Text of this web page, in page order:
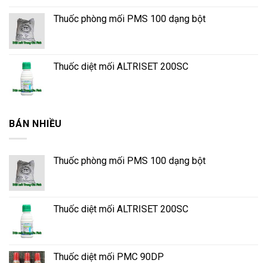
Thuốc phòng mối PMS 100 dạng bột
Thuốc diệt mối ALTRISET 200SC
BÁN NHIỀU
Thuốc phòng mối PMS 100 dạng bột
Thuốc diệt mối ALTRISET 200SC
Thuốc diệt mối PMC 90DP